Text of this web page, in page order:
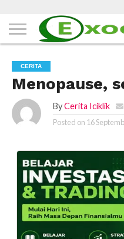
CERITA
Menopause,
By Cerita Iciklik
Posted on 16